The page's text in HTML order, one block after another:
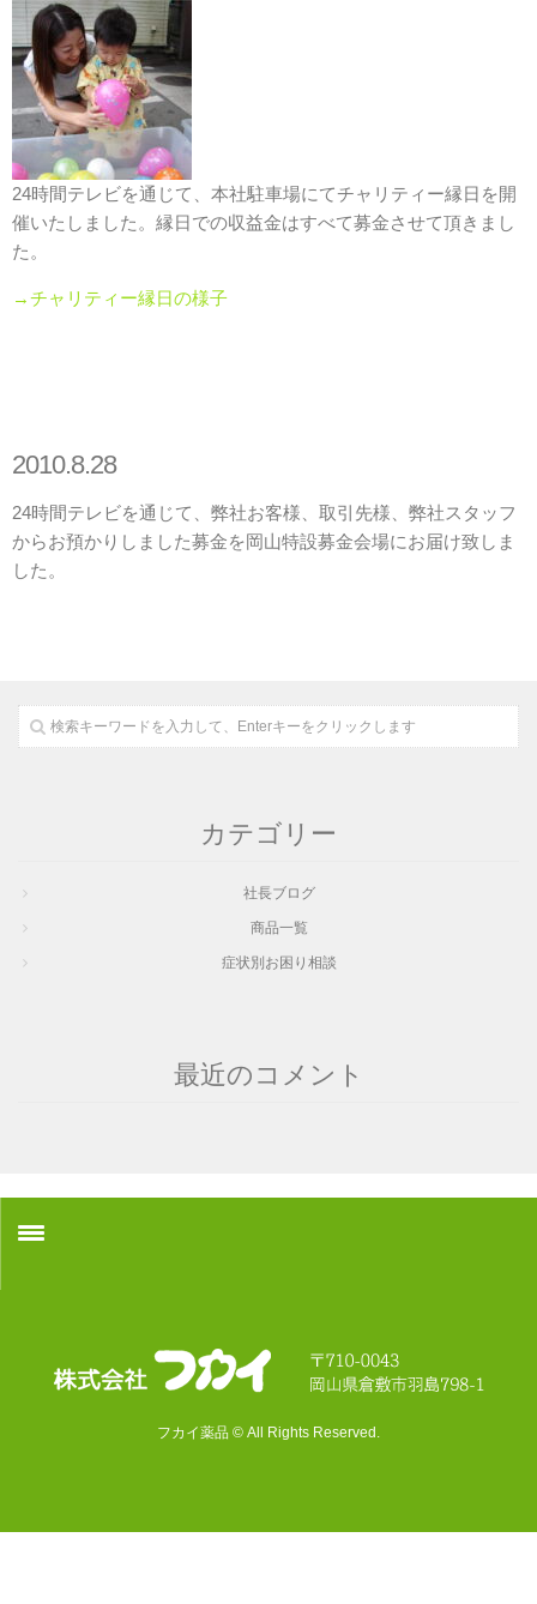
24時間テレビを通じて、本社駐車場にてチャリティー縁日を開
催いたしました。縁日での収益金はすべて募金させて頂きまし
た。
→チャリティー縁日の様子
2010.8.28
24時間テレビを通じて、弊社お客様、取引先様、弊社スタッフ
からお預かりしました募金を岡山特設募金会場にお届け致しま
した。
カテゴリー
社長ブログ
商品一覧
症状別お困り相談
最近のコメント
フカイ薬品 © All Rights Reserved.